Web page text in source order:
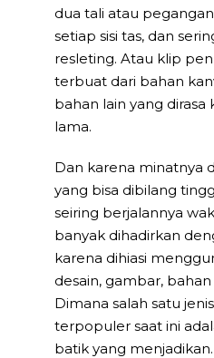
dua tali atau
setiap sisi tas, dan
resleting. Atau klip
terbuat dari bahan
bahan lain yang dirasa
lama.
Dan karena minatnya
yang bisa dibilang
seiring berjalannya
banyak dihadirkan
karena dihiasi
desain, gambar,
Dimana salah satu
terpopuler saat ini
batik yang